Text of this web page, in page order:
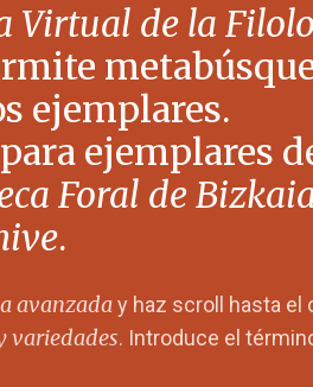
Virtual de la
ejemplares.
ejemplares
Foral de
.
avanzaday haz scroll hasta el
variedades. Introduce el